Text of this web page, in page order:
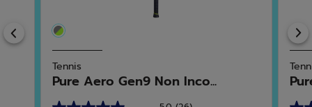
Previous
Tennis
Pure Aero Gen9 Non Inco...